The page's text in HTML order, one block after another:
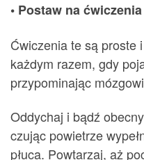
• Postaw na
Ćwiczenia te są proste
każdym razem, gdy
przypominając
Oddychaj i bądź
czując powietrze
płuca. Powtarzaj, aż